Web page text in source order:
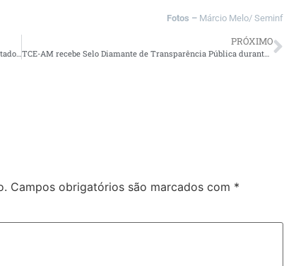
Fotos –Márcio Melo/ Seminf
Operação Renorcrim 3: PC-AM cumpre mandados em três estados contra organização criminosa envolvida no tráfico de cocaína no Amazonas
PRÓXIMO
TCE-AM recebe Selo Diamante de Transparência Pública durante o 4º Congresso Internacional dos Tribunais de Contas
Campos obrigatórios são marcados com *